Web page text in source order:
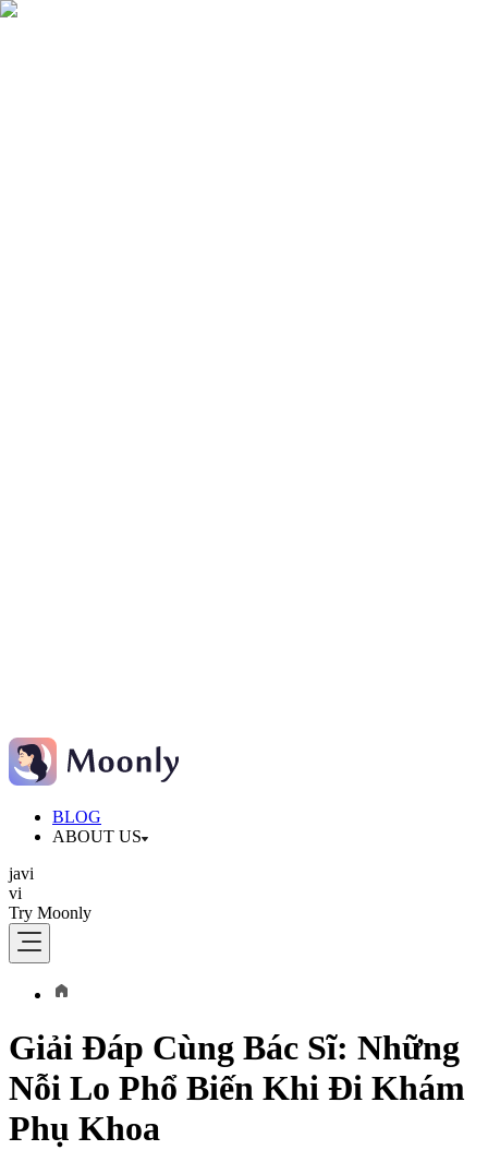
BLOG
ABOUT US
javi
vi
Try Moonly
Giải Đáp Cùng Bác Sĩ: Những
Nỗi Lo Phổ Biến Khi Đi Khám
Phụ Khoa